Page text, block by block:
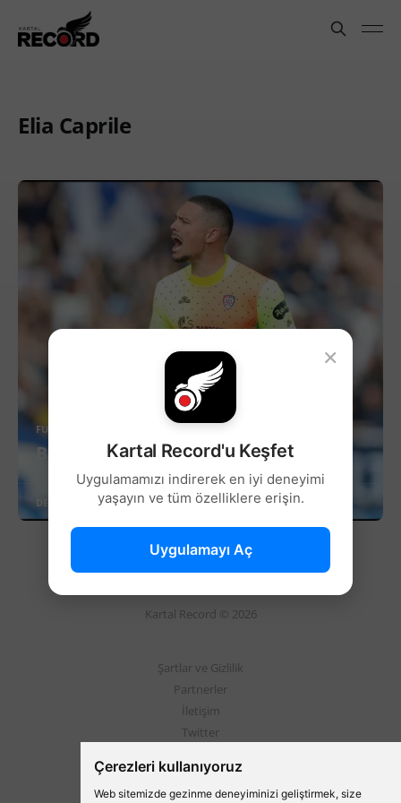
Çerezleri kullanıyoruz
Web sitemizde gezinme deneyiminizi geliştirmek, size
Elia Caprile
FUTBOL
Beşiktaş’a İtalyan Kaleci Adayı!
DEVAMINI OKU
Kartal Record © 2026
Şartlar ve Gizlilik
Partnerler
İletişim
Twitter
×
Kartal Record'u Keşfet
Uygulamamızı indirerek en iyi deneyimi
yaşayın ve tüm özelliklere erişin.
Uygulamayı Aç